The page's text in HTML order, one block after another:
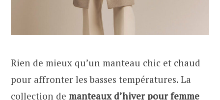
Rien de mieux qu’un manteau chic et chaud
pour affronter les basses températures. La
collection de manteaux d’hiver pour femme